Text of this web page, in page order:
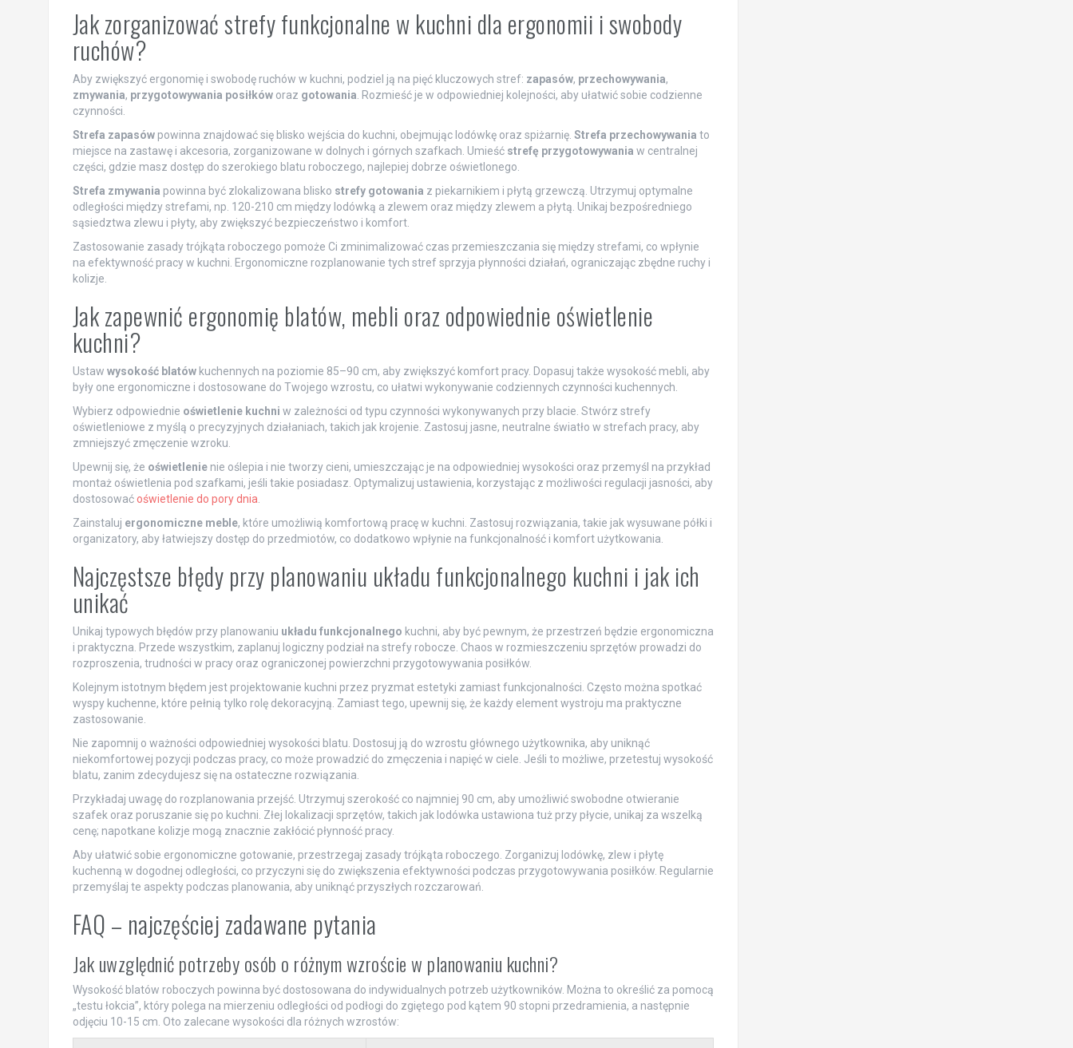
Jak zorganizować strefy funkcjonalne w kuchni dla ergonomii i swobody
ruchów?
Aby zwiększyć ergonomię i swobodę ruchów w kuchni, podziel ją na pięć kluczowych stref: zapasów, przechowywania,
zmywania, przygotowywania posiłkóworaz gotowania . Rozmieść je w odpowiedniej kolejności, aby ułatwić sobie codzienne
czynności.
Strefa zapasówpowinna znajdować się blisko wejścia do kuchni, obejmując lodówkę oraz spiżarnię. Strefa przechowywania to
miejsce na zastawę i akcesoria, zorganizowane w dolnych i górnych szafkach. Umieść strefę przygotowywania w centralnej
części, gdzie masz dostęp do szerokiego blatu roboczego, najlepiej dobrze oświetlonego.
Strefa zmywania powinna być zlokalizowana blisko strefy gotowania z piekarnikiem i płytą grzewczą. Utrzymuj optymalne
odległości między strefami, np. 120-210 cm między lodówką a zlewem oraz między zlewem a płytą. Unikaj bezpośredniego
sąsiedztwa zlewu i płyty, aby zwiększyć bezpieczeństwo i komfort.
Zastosowanie zasady trójkąta roboczego pomoże Ci zminimalizować czas przemieszczania się między strefami, co wpłynie
na efektywność pracy w kuchni. Ergonomiczne rozplanowanie tych stref sprzyja płynności działań, ograniczając zbędne ruchy i
kolizje.
Jak zapewnić ergonomię blatów, mebli oraz odpowiednie oświetlenie
kuchni?
Ustaw wysokość blatówkuchennych na poziomie 85–90 cm, aby zwiększyć komfort pracy. Dopasuj także wysokość mebli, aby
były one ergonomiczne i dostosowane do Twojego wzrostu, co ułatwi wykonywanie codziennych czynności kuchennych.
Wybierz odpowiednie oświetlenie kuchni w zależności od typu czynności wykonywanych przy blacie. Stwórz strefy
oświetleniowe z myślą o precyzyjnych działaniach, takich jak krojenie. Zastosuj jasne, neutralne światło w strefach pracy, aby
zmniejszyć zmęczenie wzroku.
Upewnij się, że oświetlenienie oślepia i nie tworzy cieni, umieszczając je na odpowiedniej wysokości oraz przemyśl na przykład
montaż oświetlenia pod szafkami, jeśli takie posiadasz. Optymalizuj ustawienia, korzystając z możliwości regulacji jasności, aby
dostosowaćoświetlenie do pory dnia
Zainstaluj ergonomiczne meble, które umożliwią komfortową pracę w kuchni. Zastosuj rozwiązania, takie jak wysuwane półki i
organizatory, aby łatwiejszy dostęp do przedmiotów, co dodatkowo wpłynie na funkcjonalność i komfort użytkowania.
Najczęstsze błędy przy planowaniu układu funkcjonalnego kuchni i jak ich
unikać
Unikaj typowych błędów przy planowaniu układu funkcjonalnego kuchni, aby być pewnym, że przestrzeń będzie ergonomiczna
i praktyczna. Przede wszystkim, zaplanuj logiczny podział na strefy robocze. Chaos w rozmieszczeniu sprzętów prowadzi do
rozproszenia, trudności w pracy oraz ograniczonej powierzchni przygotowywania posiłków.
Kolejnym istotnym błędem jest projektowanie kuchni przez pryzmat estetyki zamiast funkcjonalności. Często można spotkać
wyspy kuchenne, które pełnią tylko rolę dekoracyjną. Zamiast tego, upewnij się, że każdy element wystroju ma praktyczne
zastosowanie.
Nie zapomnij o ważności odpowiedniej wysokości blatu. Dostosuj ją do wzrostu głównego użytkownika, aby uniknąć
niekomfortowej pozycji podczas pracy, co może prowadzić do zmęczenia i napięć w ciele. Jeśli to możliwe, przetestuj wysokość
blatu, zanim zdecydujesz się na ostateczne rozwiązania.
Przykładaj uwagę do rozplanowania przejść. Utrzymuj szerokość co najmniej 90 cm, aby umożliwić swobodne otwieranie
szafek oraz poruszanie się po kuchni. Złej lokalizacji sprzętów, takich jak lodówka ustawiona tuż przy płycie, unikaj za wszelką
cenę; napotkane kolizje mogą znacznie zakłócić płynność pracy.
Aby ułatwić sobie ergonomiczne gotowanie, przestrzegaj zasady trójkąta roboczego. Zorganizuj lodówkę, zlew i płytę
kuchenną w dogodnej odległości, co przyczyni się do zwiększenia efektywności podczas przygotowywania posiłków. Regularnie
przemyślaj te aspekty podczas planowania, aby uniknąć przyszłych rozczarowań.
FAQ – najczęściej zadawane pytania
Jak uwzględnić potrzeby osób o różnym wzroście w planowaniu kuchni?
Wysokość blatów roboczych powinna być dostosowana do indywidualnych potrzeb użytkowników. Można to określić za pomocą
„testu łokcia”, który polega na mierzeniu odległości od podłogi do zgiętego pod kątem 90 stopni przedramienia, a następnie
odjęciu 10-15 cm. Oto zalecane wysokości dla różnych wzrostów: